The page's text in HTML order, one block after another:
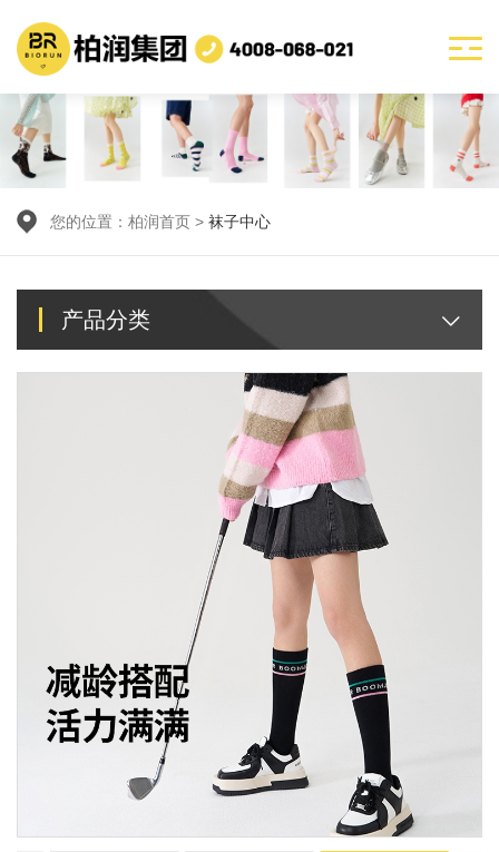
您的位置： 柏润首页 > 袜子中心
产品分类